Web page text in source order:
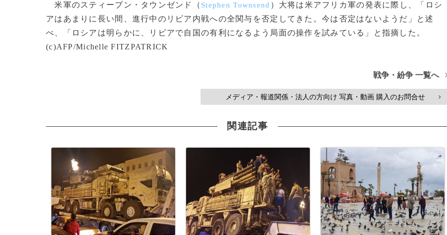
米軍のスティーブン・タウンゼンド（ Stephen Townsend ）大将は米アフリカ軍の発表に際し、「ロシ
アはあまりに長い間、進行中のリビア内戦への全関与を否定してきた。今は否定はないようだ」と述
べ、「ロシアは明らかに、リビアで自国の有利になるよう局面の操作を試みている」と指摘した。
(c)AFP/Michelle FITZPATRICK
戦争・紛争 一覧へ
メディア・報道関係・法人の方向け 写真・動画 購入のお問合せ >
関連記事